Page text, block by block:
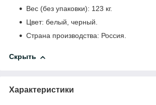
Вес (без упаковки): 123 кг.
Цвет: белый, черный.
Страна производства: Россия.
Скрыть
Характеристики